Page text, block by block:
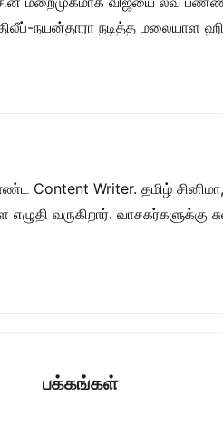
நயன்தாரா நடித்த மலையாள
Content Writer. தமிழ்
வருகிறார்.
பக்கங்கள்